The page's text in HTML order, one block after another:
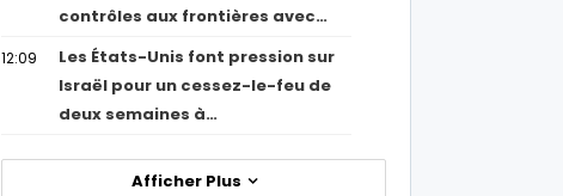
contrôles aux frontières avec…
12:09
Les États-Unis font pression sur
Israël pour un cessez-le-feu de
deux semaines à…
Afficher Plus